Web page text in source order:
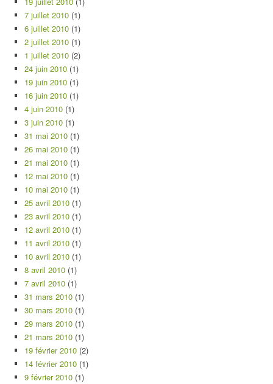
7 juillet 2010 (1)
6 juillet 2010 (1)
2 juillet 2010 (1)
1 juillet 2010 (2)
24 juin 2010 (1)
19 juin 2010 (1)
16 juin 2010 (1)
4 juin 2010 (1)
3 juin 2010 (1)
31 mai 2010 (1)
26 mai 2010 (1)
21 mai 2010 (1)
12 mai 2010 (1)
10 mai 2010 (1)
25 avril 2010 (1)
23 avril 2010 (1)
12 avril 2010 (1)
11 avril 2010 (1)
10 avril 2010 (1)
8 avril 2010 (1)
7 avril 2010 (1)
31 mars 2010 (1)
30 mars 2010 (1)
29 mars 2010 (1)
21 mars 2010 (1)
19 février 2010 (2)
14 février 2010 (1)
9 février 2010 (1)